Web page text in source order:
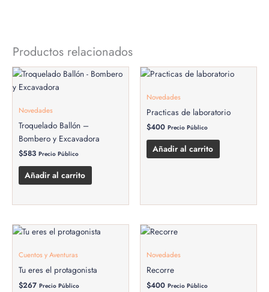
Productos relacionados
Novedades
Troquelado Ballón –
Bombero y Excavadora
$583 Precio Público
Añadir al carrito
Novedades
Practicas de laboratorio
$400 Precio Público
Añadir al carrito
Cuentos y Aventuras
Tu eres el protagonista
$267 Precio Público
Novedades
Recorre
$400 Precio Público